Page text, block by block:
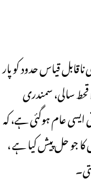
قیاس حدود کو پار
سالی، سمندری
عام ہوگئی ہے، کہ
جو حل پیش کیا ہے ،